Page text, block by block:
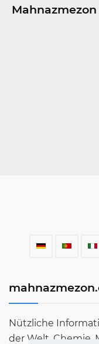
Mahnazmezon
Nützliche
der Welt. Chemie,